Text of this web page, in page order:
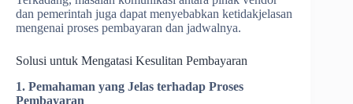
dan pemerintah juga dapat menyebabkan ketidakjelasan
mengenai proses pembayaran dan jadwalnya.
Solusi untuk Mengatasi Kesulitan Pembayaran
1. Pemahaman yang Jelas terhadap Proses
Pembayaran